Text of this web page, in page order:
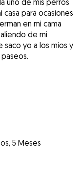
uno de mis perros
para ocasiones
en mi cama
de mi
saco yo a los mios y
5 Meses